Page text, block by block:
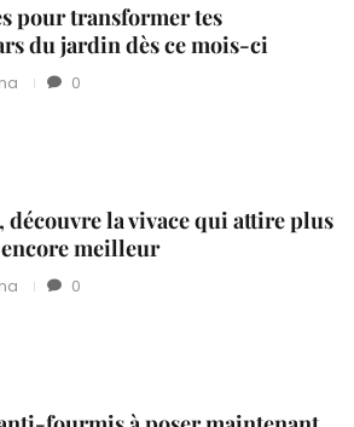
pour transformer tes
du jardin dès ce mois-ci
0
découvre la vivace qui attire plus
encore meilleur
0